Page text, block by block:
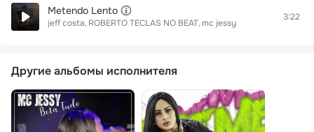
Metendo Lento
jeff costa ROBERTO TECLAS NO BEAT mc jessy
3:22
Другие альбомы исполнителя